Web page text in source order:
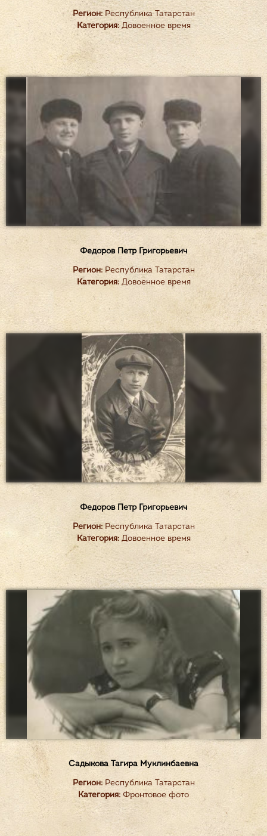
Регион:Республика Татарстан
Категория:Довоенное время
Федоров Петр Григорьевич
Регион:Республика Татарстан
Категория:Довоенное время
Федоров Петр Григорьевич
Регион:Республика Татарстан
Категория:Довоенное время
Садыкова Тагира Муклинбаевна
Регион:Республика Татарстан
Категория: Фронтовое фото